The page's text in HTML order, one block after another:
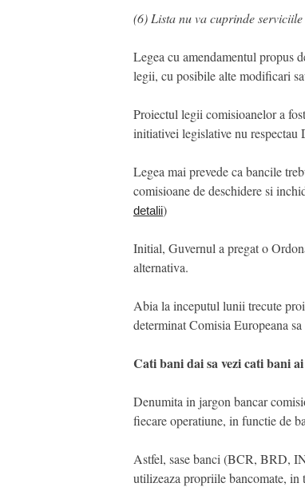
(6) Lista nu va cuprinde
Legea cu amendamentul propus
legii, cu posibile alte modificari
Proiectul legii comisioanelor a
initiativei legislative nu respectau
Legea mai prevede ca bancile
comisioane de deschidere si
detalii)
Initial, Guvernul a pregat o
alternativa.
Abia la inceputul lunii trecute
determinat Comisia Europeana
Cati bani dai sa vezi cati bani ai
Denumita in jargon bancar
fiecare operatiune, in functie de
Astfel, sase banci (BCR, BRD,
utilizeaza propriile bancomate,